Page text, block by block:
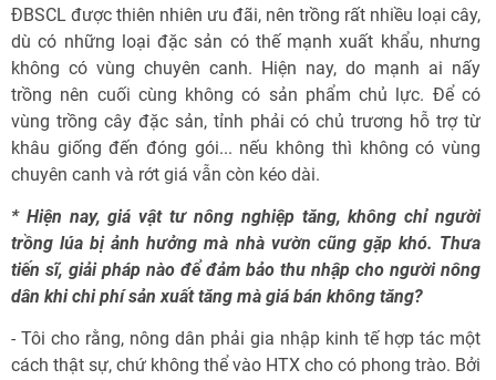
ĐBSCL được thiên nhiên ưu đãi, nên trồng rất nhiều loại cây,
dù có những loại đặc sản có thế mạnh xuất khẩu, nhưng
không có vùng chuyên canh. Hiện nay, do mạnh ai nấy
trồng nên cuối cùng không có sản phẩm chủ lực. Để có
vùng trồng cây đặc sản, tỉnh phải có chủ trương hỗ trợ từ
khâu giống đến đóng gói... nếu không thì không có vùng
chuyên canh và rớt giá vẫn còn kéo dài.
* Hiện nay, giá vật tư nông nghiệp tăng, không chỉ người
trồng lúa bị ảnh hưởng mà nhà vườn cũng gặp khó. Thưa
tiến sĩ, giải pháp nào để đảm bảo thu nhập cho người nông
dân khi chi phí sản xuất tăng mà giá bán không tăng?
- Tôi cho rằng, nông dân phải gia nhập kinh tế hợp tác một
cách thật sự, chứ không thể vào HTX cho có phong trào. Bởi